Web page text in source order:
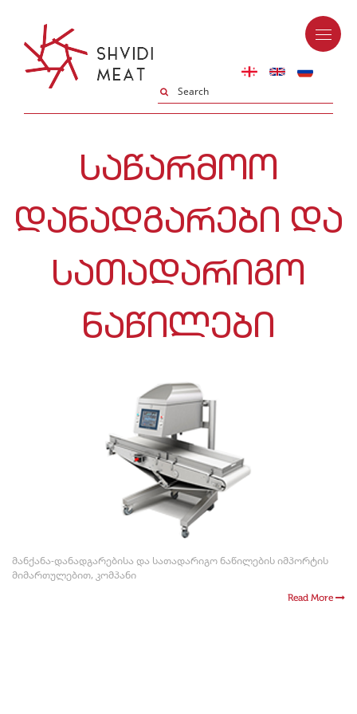
ᲡᲐᲬᲐᲠᲛᲝᲝ
ᲓᲐᲜᲐᲓᲒᲐᲠᲔᲑᲘ ᲓᲐ
ᲡᲐᲗᲐᲓᲐᲠᲘᲒᲝ
ᲜᲐᲬᲘᲚᲔᲑᲘ
მანქანა-დანადგარებისა და სათადარიგო ნაწილების იმპორტის
მიმართულებით, კომპანი
Read More